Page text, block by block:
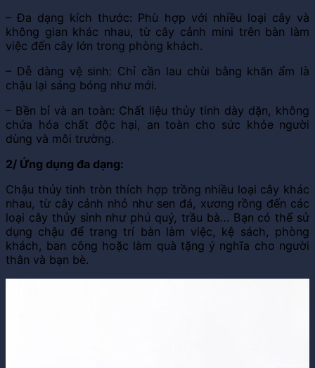
– Đa dạng kích thước: Phù hợp với nhiều loại cây và
không gian khác nhau, từ cây cảnh mini trên bàn làm
việc đến cây lớn trong phòng khách.
– Dễ dàng vệ sinh: Chỉ cần lau chùi bằng khăn ẩm là
chậu lại sáng bóng như mới.
– Bền bỉ và an toàn: Chất liệu thủy tinh dày dặn, không
chứa hóa chất độc hại, an toàn cho sức khỏe người
dùng và môi trường.
2/ Ứng dụng đa dạng:
Chậu thủy tinh tròn thích hợp trồng nhiều loại cây khác
nhau, từ cây cảnh nhỏ như sen đá, xương rồng đến các
loại cây thủy sinh như phú quý, trầu bà… Bạn có thể sử
dụng chậu để trang trí bàn làm việc, kệ sách, phòng
khách, ban công hoặc làm quà tặng ý nghĩa cho người
thân và bạn bè.